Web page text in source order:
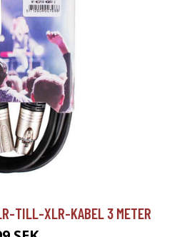
TILL-XLR-KABEL 3 METER